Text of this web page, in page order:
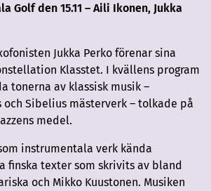
Golf den 15.11 – Aili Ikonen, Jukka
Jukka Perko förenar sina
Klasstet. I kvällens program
tonerna av klassisk musik –
och Sibelius mästerverk – tolkade på
medel.
instrumentala verk kända
finska texter som skrivits av bland
och Mikko Kuustonen. Musiken